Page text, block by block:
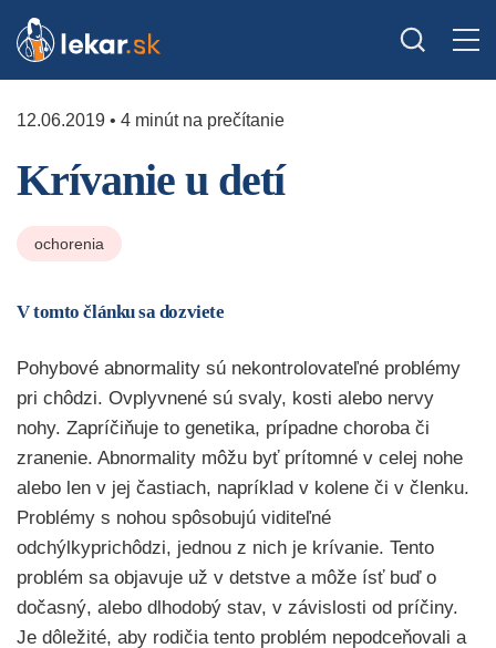
12.06.2019 • 4 minút na prečítanie
Krívanie u detí
ochorenia
V tomto článku sa dozviete
Pohybové abnormality sú nekontrolovateľné problémy
pri chôdzi. Ovplyvnené sú svaly, kosti alebo nervy
nohy. Zapríčiňuje to genetika, prípadne choroba či
zranenie. Abnormality môžu byť prítomné v celej nohe
alebo len v jej častiach, napríklad v kolene či v členku.
Problémy s nohou spôsobujú viditeľné
odchýlkyprichôdzi, jednou z nich je krívanie. Tento
problém sa objavuje už v detstve a môže ísť buď o
dočasný, alebo dlhodobý stav, v závislosti od príčiny.
Je dôležité, aby rodičia tento problém nepodceňovali a